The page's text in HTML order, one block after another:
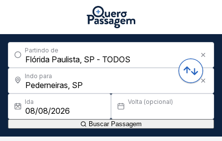
Partindo de
Indo para
Ida Volta (opcional)
Buscar Passagem